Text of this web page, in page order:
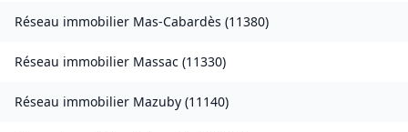
Réseau immobilier Mas-Cabardès (11380)
Réseau immobilier Massac (11330)
Réseau immobilier Mazuby (11140)